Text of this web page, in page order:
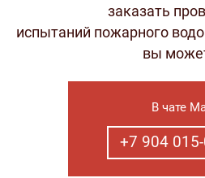
заказать
испытаний пожарного
вы
В чате
+7 904